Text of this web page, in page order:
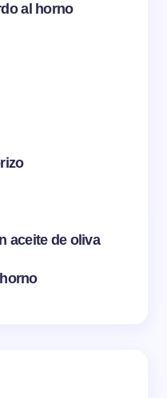
al horno
aceite de oliva